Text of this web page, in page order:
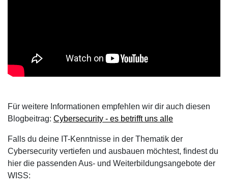
Für weitere Informationen empfehlen wir dir auch diesen
Blogbeitrag: Cybersecurity - es betrifft uns alle
Falls du deine IT-Kenntnisse in der Thematik der
Cybersecurity vertiefen und ausbauen möchtest, findest du
hier die passenden Aus- und Weiterbildungsangebote der
WISS: